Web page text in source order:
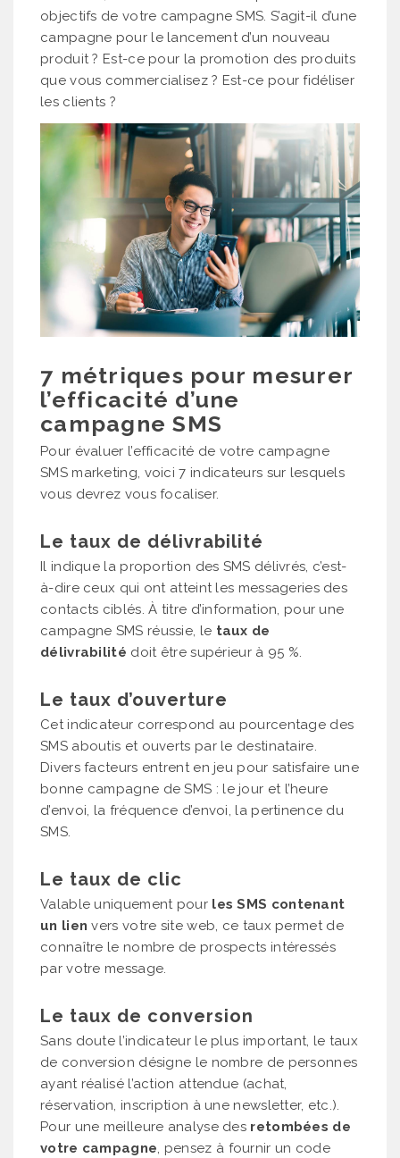
objectifs de votre campagne SMS. S’agit-il d’une
campagne pour le lancement d’un nouveau
produit ? Est-ce pour la promotion des produits
que vous commercialisez ? Est-ce pour fidéliser
les clients ?
7 métriques pour mesurer
l’efficacité d’une
campagne SMS
Pour évaluer l’efficacité de votre campagne
SMS marketing, voici 7 indicateurs sur lesquels
vous devrez vous focaliser.
Le taux de délivrabilité
Il indique la proportion des SMS délivrés, c’est-
à-dire ceux qui ont atteint les messageries des
contacts ciblés. À titre d’information, pour une
campagne SMS réussie, le taux de
délivrabilité doit être supérieur à 95 %.
Le taux d’ouverture
Cet indicateur correspond au pourcentage des
SMS aboutis et ouverts par le destinataire.
Divers facteurs entrent en jeu pour satisfaire une
bonne campagne de SMS : le jour et l’heure
d’envoi, la fréquence d’envoi, la pertinence du
SMS.
Le taux de clic
Valable uniquement pour les SMS contenant
un lien vers votre site web, ce taux permet de
connaître le nombre de prospects intéressés
par votre message.
Le taux de conversion
Sans doute l’indicateur le plus important, le taux
de conversion désigne le nombre de personnes
ayant réalisé l’action attendue (achat,
réservation, inscription à une newsletter, etc.).
Pour une meilleure analyse des retombées de
votre campagne , pensez à fournir un code